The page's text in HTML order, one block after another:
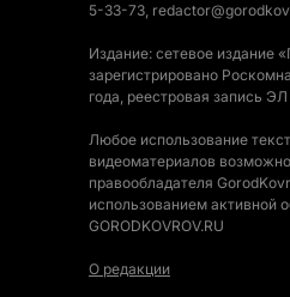
5-33-73,
Издание: сетевое издание
зарегистрировано
года, реестровая запись
Любое использование
видеоматериалов
правообладателя
использованием активной
GORODKOVROV.RU
О редакции